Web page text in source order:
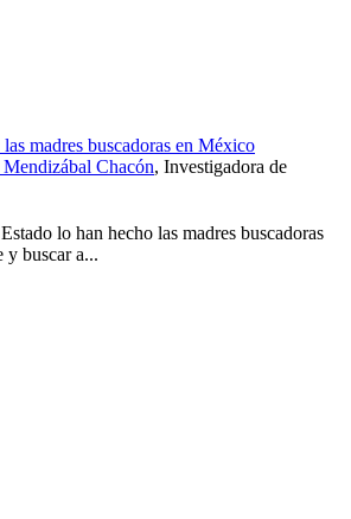
madres buscadoras en México
Chacón, Investigadora de
lo han hecho las madres buscadoras
y buscar a...